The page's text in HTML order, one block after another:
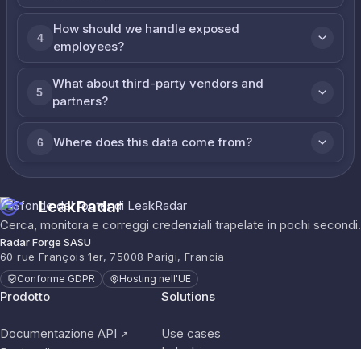
4
How should we handle exposed
employees?
5
What about third-party vendors and
partners?
6 Where does this data come from?
LeakRadar
Cerca, monitora e correggi credenziali trapelate in pochi secondi.
Radar Forge SASU
60 rue François 1er, 75008 Parigi, Francia
Conforme GDPR Hosting nell'UE
Prodotto
Documentazione API ↗
Solutions
Use cases